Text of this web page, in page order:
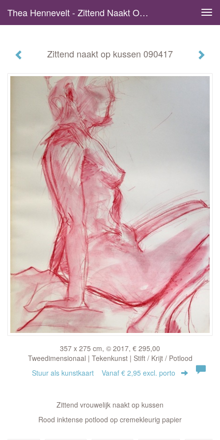
Thea Hennevelt - Zittend Naakt Op Kussen 090417
Zittend naakt op kussen 090417
357 x 275 cm, © 2017, € 295,00
Tweedimensionaal | Tekenkunst | Stift / Krijt / Potlood
Stuur als kunstkaart Vanaf € 2,95 excl. porto
Zittend vrouwelijk naakt op kussen
Rood inktense potlood op cremekleurig papier